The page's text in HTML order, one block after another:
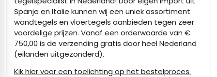
Spanje en Italië kunnen wij een uniek assortiment
wandtegels en vloertegels aanbieden tegen zeer
voordelige prijzen. Vanaf een orderwaarde van €
750,00 is de verzending gratis door heel Nederland
(eilanden uitgezonderd).
Kik hier voor een toelichting op het bestelproces.